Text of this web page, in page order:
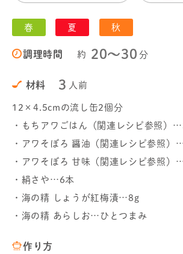
春 夏 秋
調理時間 約 20〜30 分
材料 3 人前
12×4.5cmの流し缶2個分
・もちアワごはん（関連レシピ参照）
・アワそぼろ 醤油（関連レシピ参照）
・アワそぼろ 甘味（関連レシピ参照）
・絹さや…6本
・海の精 しょうが紅梅漬…8g
・海の精 あらしお…ひとつまみ
作り方